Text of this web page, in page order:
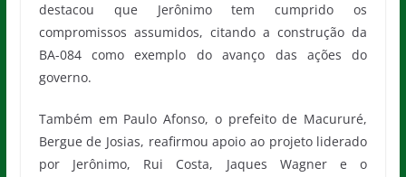
destacou que Jerônimo tem cumprido os
compromissos assumidos, citando a construção da
BA-084 como exemplo do avanço das ações do
governo.
Também em Paulo Afonso, o prefeito de Macururé,
Bergue de Josias, reafirmou apoio ao projeto liderado
por Jerônimo, Rui Costa, Jaques Wagner e o